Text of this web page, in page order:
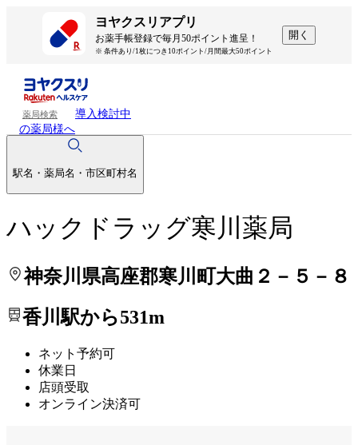
ヨヤクスリアプリ
お薬手帳登録で毎月50ポイント進呈！
※ 条件あり/1枚につき10ポイント/月間最大50ポイント
開く
薬局検索
導入検討中
の薬局様へ
駅名・薬局名・市区町村名
ハックドラッグ寒川薬局
神奈川県高座郡寒川町大曲２－５－８
香川駅から531m
ネット予約可
休業日
店頭受取
オンライン決済可
処方せんを送って待ち時間を短く！
処方せんを送って待ち時間を短く！